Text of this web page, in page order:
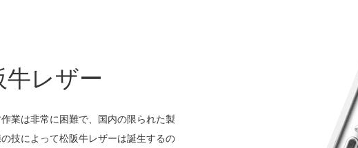
牛レザー
業は非常に困難で、国内の限られた製
技によって松阪牛レザーは誕生するの